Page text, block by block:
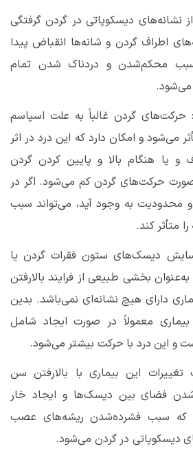
نشانه‌های دیسکوپاتی در گردن گرفتگی
اطراف گردن و شانه‌ها انقباض پیدا
سبب محکم‌شدن و دردناک شدن تمام
گردن غالباً به علت اسپاسم
می‌شود و امکان دارد که این درد در اثر
و یا هنگام بالا و پایین کردن گردن
حرکت‌های گردن کم می‌شود. اگر در
محدودیت به وجود آید، می‌تواند سبب
متأثر کند.
دیسک‌های ستون فقرات گردن یا
بخشی طبیعی از فرایند بالارفتن
دارای هیچ نشانه‌ای نمی‌باشد. بدین
معمولاً در صورت ایجاد شامل
و این درد با حرکت بیشتر می‌شود.
این بیماری با بالارفتن سن
فضای بین دیسک‌ها و ایجاد خار
که سبب فشرده‌شدن ریشه‌های عصب
دیسکوپاتی در گردن می‌شود.